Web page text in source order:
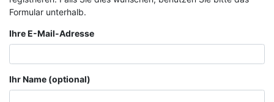
Formular unterhalb.
Ihre E-Mail-Adresse
Ihr Name (optional)